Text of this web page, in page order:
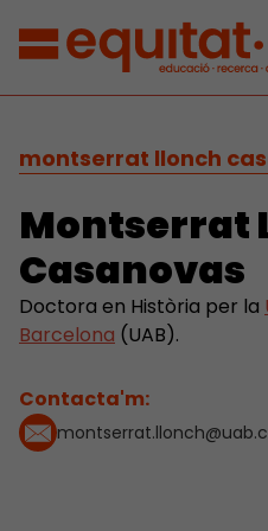
montserrat llonch
Montserrat
Casanovas
Doctora en Història per la
Barcelona (UAB).
Contacta'm: